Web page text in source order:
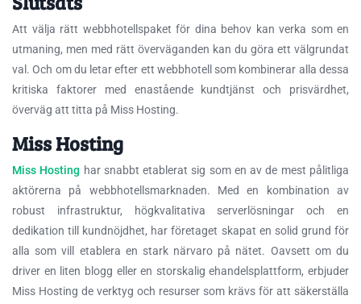
Att välja rätt webbhotellspaket för dina behov kan verka som en
utmaning, men med rätt överväganden kan du göra ett välgrundat
val. Och om du letar efter ett webbhotell som kombinerar alla dessa
kritiska faktorer med enastående kundtjänst och prisvärdhet,
överväg att titta på Miss Hosting.
Miss Hosting
Miss Hosting har snabbt etablerat sig som en av de mest pålitliga
aktörerna på webbhotellsmarknaden. Med en kombination av
robust infrastruktur, högkvalitativa serverlösningar och en
dedikation till kundnöjdhet, har företaget skapat en solid grund för
alla som vill etablera en stark närvaro på nätet. Oavsett om du
driver en liten blogg eller en storskalig ehandelsplattform, erbjuder
Miss Hosting de verktyg och resurser som krävs för att säkerställa